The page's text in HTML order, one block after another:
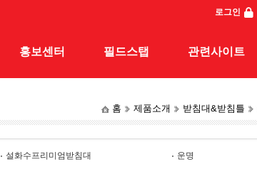
로그인
홍보센터
홍보동영상
필드스탭
스탭조행기
동영상
일반조행기
관련사이트
관련사이트
홈 제품소개 받침대&받침틀
설화수프리미엄받침대
운명